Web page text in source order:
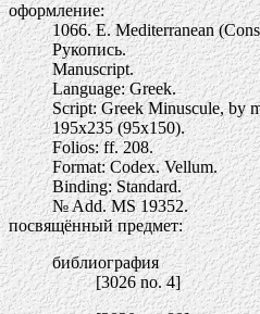
оформление:
1066. E. Mediterranean
Рукопись.
Manuscript.
Language: Greek.
Script: Greek Minuscule, by
195х235 (95х150).
Folios: ff. 208.
Format: Codex. Vellum.
Binding: Standard.
№ Add. MS 19352.
посвящённый предмет:
библиография
[3026 no. 4]